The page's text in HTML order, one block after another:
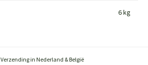
6 kg
Verzending in Nederland & België